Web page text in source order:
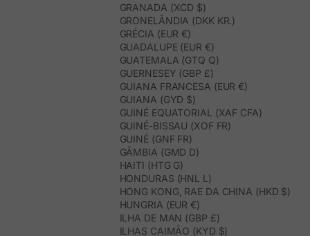
GRANADA (XCD $)
GRONELÂNDIA (DKK KR.)
GRÉCIA (EUR €)
GUADALUPE (EUR €)
GUATEMALA (GTQ Q)
GUERNESEY (GBP £)
GUIANA FRANCESA (EUR €)
GUIANA (GYD $)
GUINÉ EQUATORIAL (XAF CFA)
GUINÉ-BISSAU (XOF FR)
GUINÉ (GNF FR)
GÂMBIA (GMD D)
HAITI (HTG G)
HONDURAS (HNL L)
HONG KONG, RAE DA CHINA (HKD $)
HUNGRIA (EUR €)
ILHA DE MAN (GBP £)
ILHAS CAIMÃO (KYD $)